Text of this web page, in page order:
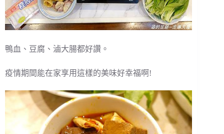
鴨血、豆腐、滷大腸都好讚。
疫情期間能在家享用這樣的美味好幸福啊!